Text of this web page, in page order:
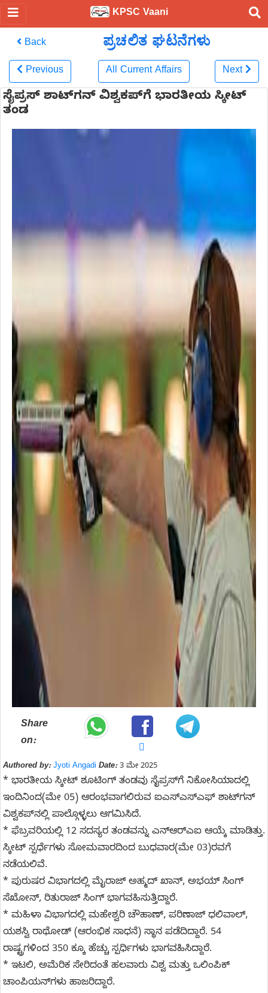
KPSC Vaani
Back ಪ್ರಚಲಿತ ಘಟನೆಗಳು
Previous All Current Affairs Next
ಸೈಪ್ರಸ್‌ ಶಾಟ್‌ಗನ್ ವಿಶ್ವಕಪ್‌ಗೆ ಭಾರತೀಯ ಸ್ಕೀಟ್
ತಂಡ
Share
on:
Authored by: Jyoti Angadi Date:3 ಮೇ 2025
* ಭಾರತೀಯ ಸ್ಕೀಟ್ ಶೂಟಿಂಗ್ ತಂಡವು ಸೈಪ್ರಸ್‌ಗೆ ನಿಕೋಸಿಯಾದಲ್ಲಿ
ಇಂದಿನಿಂದ(ಮೇ 05) ಆರಂಭವಾಗಲಿರುವ ಐಎಸ್‌ಎಸ್‌ಎಫ್ ಶಾಟ್‌ಗನ್
ವಿಶ್ವಕಪ್‌ನಲ್ಲಿ ಪಾಲ್ಗೊಳ್ಳಲು ಆಗಮಿಸಿದೆ.
* ಫೆಬ್ರವರಿಯಲ್ಲಿ 12 ಸದಸ್ಯರ ತಂಡವನ್ನು ಎನ್‌ಆರ್‌ಎಐ ಆಯ್ಕೆ ಮಾಡಿತ್ತು.
ಸ್ಕೀಟ್ ಸ್ಪರ್ಧೆಗಳು ಸೋಮವಾರದಿಂದ ಬುಧವಾರ(ಮೇ 03)ರವಗೆ
ನಡೆಯಲಿವೆ.
* ಪುರುಷರ ವಿಭಾಗದಲ್ಲಿ ಮೈರಾಜ್ ಅಹ್ಮದ್ ಖಾನ್, ಅಭಯ್ ಸಿಂಗ್
ಸೆಖೋನ್, ರಿತುರಾಜ್ ಸಿಂಗ್ ಭಾಗವಹಿಸುತ್ತಿದ್ದಾರೆ.
* ಮಹಿಳಾ ವಿಭಾಗದಲ್ಲಿ ಮಹೇಶ್ವರಿ ಚೌಹಾಣ್, ಪರಿಣಾಜ್ ಧಲಿವಾಲ್,
ಯಶಸ್ವಿ ರಾಥೋಡ್ (ಆರಂಭಿಕ ಸಾಧನೆ) ಸ್ಥಾನ ಪಡೆದಿದ್ದಾರೆ. 54
ರಾಷ್ಟ್ರಗಳಿಂದ 350 ಕ್ಕೂ ಹೆಚ್ಚು ಸ್ಪರ್ಧಿಗಳು ಭಾಗವಹಿಸಿದ್ದಾರೆ.
* ಇಟಲಿ, ಅಮೆರಿಕ ಸೇರಿದಂತೆ ಹಲವಾರು ವಿಶ್ವ ಮತ್ತು ಒಲಿಂಪಿಕ್
ಚಾಂಪಿಯನ್‌ಗಳು ಹಾಜರಿದ್ದಾರೆ.